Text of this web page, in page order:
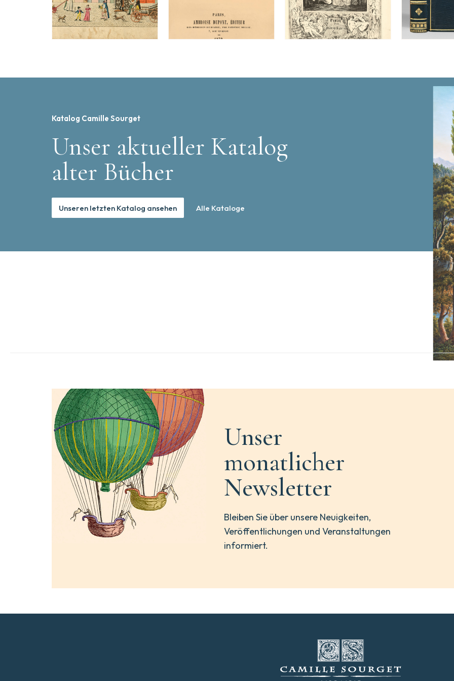
Katalog Camille Sourget
Unser aktueller Katalog
alter Bücher
Unseren letzten Katalog ansehen Alle Kataloge
Unser
monatlicher
Newsletter
Bleiben Sie über unsere Neuigkeiten,
Veröffentlichungen und Veranstaltungen
informiert.